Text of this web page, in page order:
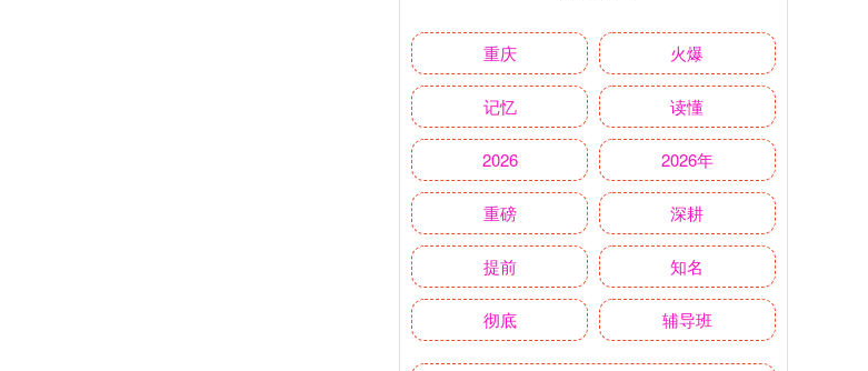
重庆 火爆
记忆 读懂
2026 2026年
重磅 深耕
提前 知名
彻底 辅导班